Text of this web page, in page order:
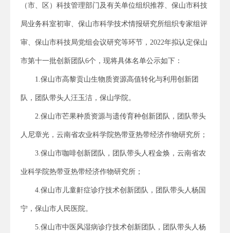
（市、区）科技管理部门及有关单位组织推荐、保山市科技
局业务科室初审、保山市科学技术情报研究所组织专家组评
审、保山市科技局党组会议研究等环节，2022年拟认定保山
市第十一批创新团队6个，现将具体名单公示如下：
1.保山市高黎贡山生物质资源高值转化与利用创新团
队，团队带头人汪玉洁，保山学院。
2.保山市芒果种质资源与遗传育种创新团队，团队带头
人尼章光，云南省农业科学院热带亚热带经济作物研究所；
3.保山市咖啡创新团队，团队带头人程金焕，云南省农
业科学院热带亚热带经济作物研究所；
4.保山市儿童鼾症诊疗技术创新团队，团队带头人杨国
宁，保山市人民医院。
5.保山市中医风湿病诊疗技术创新团队，团队带头人杨